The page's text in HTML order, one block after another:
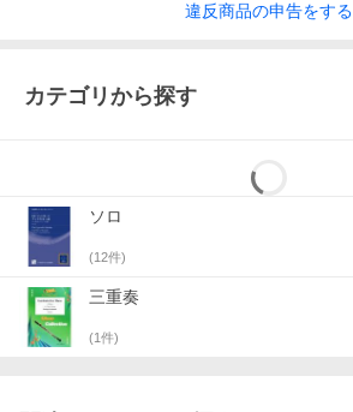
違反商品の申告をする
カテゴリから探す
ソロ
(12件)
三重奏
(1件)